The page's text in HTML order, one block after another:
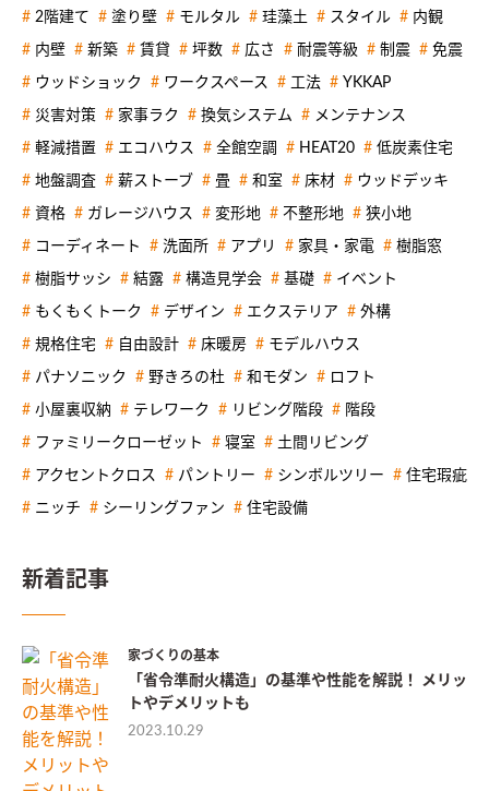
2階建て 塗り壁 モルタル 珪藻土 スタイル 内観
内壁 新築 賃貸 坪数 広さ 耐震等級 制震 免震
ウッドショック ワークスペース 工法 YKKAP
災害対策 家事ラク 換気システム メンテナンス
軽減措置 エコハウス 全館空調 HEAT20 低炭素住宅
地盤調査 薪ストーブ 畳 和室 床材 ウッドデッキ
資格 ガレージハウス 変形地 不整形地 狭小地
コーディネート 洗面所 アプリ 家具・家電 樹脂窓
樹脂サッシ 結露 構造見学会 基礎 イベント
もくもくトーク デザイン エクステリア 外構
規格住宅 自由設計 床暖房 モデルハウス
パナソニック 野きろの杜 和モダン ロフト
小屋裏収納 テレワーク リビング階段 階段
ファミリークローゼット 寝室 土間リビング
アクセントクロス パントリー シンボルツリー 住宅瑕疵
ニッチ シーリングファン 住宅設備
新着記事
家づくりの基本
「省令準耐火構造」の基準や性能を解説！ メリッ
トやデメリットも
2023.10.29